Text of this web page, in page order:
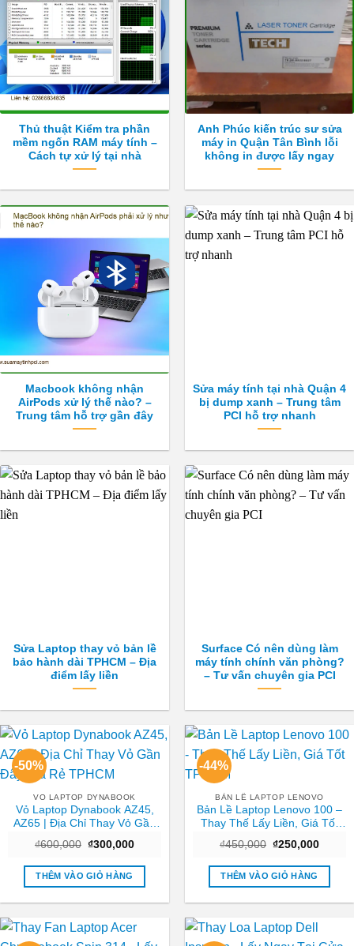
Thủ thuật Kiểm tra phần
mềm ngốn RAM máy tính –
Cách tự xử lý tại nhà
Anh Phúc kiến trúc sư sửa
máy in Quận Tân Bình lỗi
không in được lấy ngay
Macbook không nhận
AirPods xử lý thế nào? –
Trung tâm hỗ trợ gần đây
Sửa máy tính tại nhà Quận 4
bị dump xanh – Trung tâm
PCI hỗ trợ nhanh
Sửa Laptop thay vỏ bản lề
bảo hành dài TPHCM – Địa
điểm lấy liền
Surface Có nên dùng làm
máy tính chính văn phòng?
– Tư vấn chuyên gia PCI
-50%
VO LAPTOP DYNABOOK
Vỏ Laptop Dynabook AZ45,
AZ65 | Địa Chỉ Thay Vỏ Gần
₫600,000 Giá
là:
₫600,000.
₫300,000Giá
tại
₫300,000.
THÊM VÀO GIỎ HÀNG
-44%
BẢN LỀ LAPTOP LENOVO
Bản Lề Laptop Lenovo 100 –
Thay Thế Lấy Liền, Giá Tốt
₫450,000 Giá
là:
₫450,000.
₫250,000Giá
tại
THÊM VÀO GIỎ HÀNG